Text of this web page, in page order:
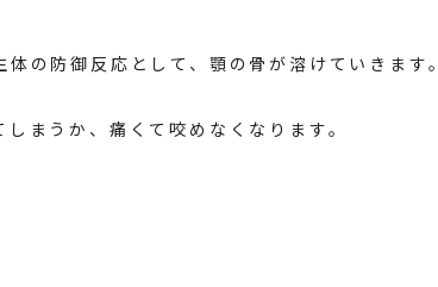
の防御反応として、顎の骨が溶けていきます。
まうか、痛くて咬めなくなります。